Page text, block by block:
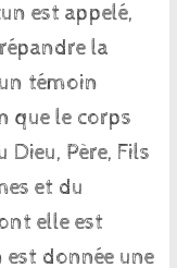
est appelé,
la
témoin
que le corps
Dieu, Père, Fils
et du
elle est
donnée une